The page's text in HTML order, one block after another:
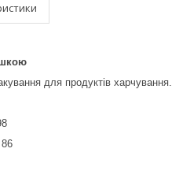
для продуктів харчування.